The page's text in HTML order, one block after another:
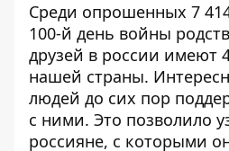
Среди опрошенных 7
100-й день войны
друзей в россии имеют
нашей страны.
людей до сих пор
с ними. Это позволило
россияне, с которыми